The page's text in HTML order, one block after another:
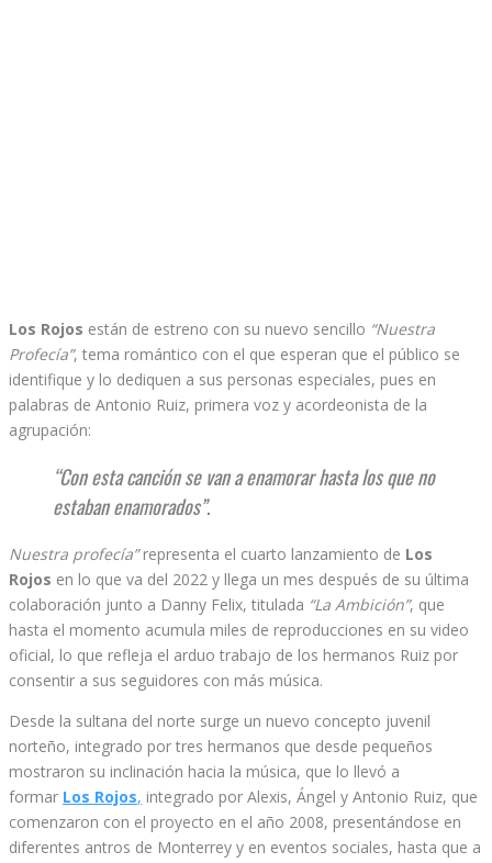
Los Rojos están de estreno con su nuevo sencillo “Nuestra
Profecía”, tema romántico con el que esperan que el público se
identifique y lo dediquen a sus personas especiales, pues en
palabras de Antonio Ruiz, primera voz y acordeonista de la
agrupación:
“Con esta canción se van a enamorar hasta los que no
estaban enamorados”.
Nuestra profecía”representa el cuarto lanzamiento de Los
Rojos en lo que va del 2022 y llega un mes después de su última
colaboración junto a Danny Felix, titulada “La Ambición”, que
hasta el momento acumula miles de reproducciones en su video
oficial, lo que refleja el arduo trabajo de los hermanos Ruiz por
consentir a sus seguidores con más música.
Desde la sultana del norte surge un nuevo concepto juvenil
norteño, integrado por tres hermanos que desde pequeños
mostraron su inclinación hacia la música, que lo llevó a
formar Los Rojos, integrado por Alexis, Ángel y Antonio Ruiz, que
comenzaron con el proyecto en el año 2008, presentándose en
diferentes antros de Monterrey y en eventos sociales, hasta que a